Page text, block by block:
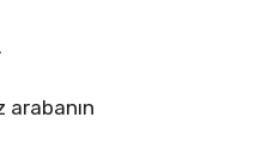
arabanın